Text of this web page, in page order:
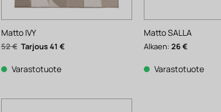
Matto IVY
52€ Alkuperäinen
hinta
52 €.
41€
Varastotuote
Matto SALLA
Alkaen: 26€
Varastotuote